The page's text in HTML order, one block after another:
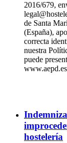
2016/679,
de Santa
(España),
correcta
nuestra
puede
www.aepd.es
hostelería